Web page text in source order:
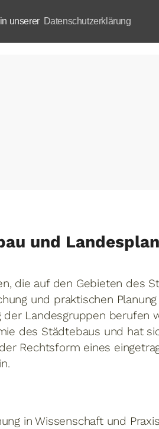
unserer Datenschutzerklärung
Akademie
und
die auf den Gebieten des
und praktischen
Landesgruppen berufen
des Städtebaus und hat
Rechtsform eines
in Wissenschaft und